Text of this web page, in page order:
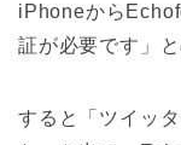
iPhoneから
証が必要です」
すると「ツイッ